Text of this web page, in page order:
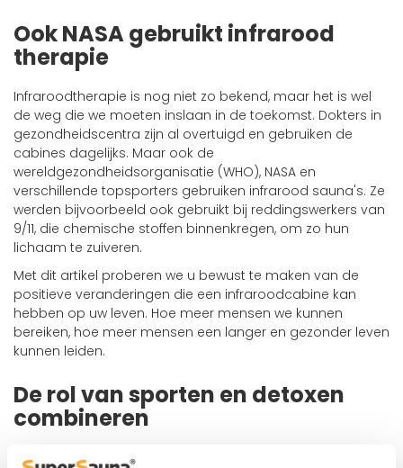
Ook NASA gebruikt infrarood
therapie
Infraroodtherapie is nog niet zo bekend, maar het is wel
de weg die we moeten inslaan in de toekomst. Dokters in
gezondheidscentra zijn al overtuigd en gebruiken de
cabines dagelijks. Maar ook de
wereldgezondheidsorganisatie (WHO), NASA en
verschillende topsporters gebruiken infrarood sauna's. Ze
werden bijvoorbeeld ook gebruikt bij reddingswerkers van
9/11, die chemische stoffen binnenkregen, om zo hun
lichaam te zuiveren.
Met dit artikel proberen we u bewust te maken van de
positieve veranderingen die een infraroodcabine kan
hebben op uw leven. Hoe meer mensen we kunnen
bereiken, hoe meer mensen een langer en gezonder leven
kunnen leiden.
De rol van sporten en detoxen
combineren
Steeds meer mensen combineren